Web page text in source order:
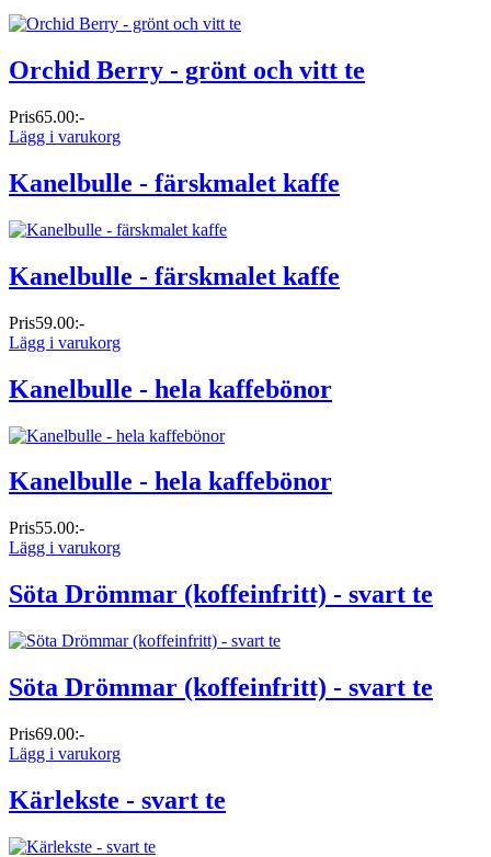
Orchid Berry - grönt och vitt te
Pris65.00:-
Lägg i varukorg
Kanelbulle - färskmalet kaffe
Kanelbulle - färskmalet kaffe
Pris59.00:-
Lägg i varukorg
Kanelbulle - hela kaffebönor
Kanelbulle - hela kaffebönor
Pris55.00:-
Lägg i varukorg
Söta Drömmar (koffeinfritt) - svart te
Söta Drömmar (koffeinfritt) - svart te
Pris69.00:-
Lägg i varukorg
Kärlekste - svart te